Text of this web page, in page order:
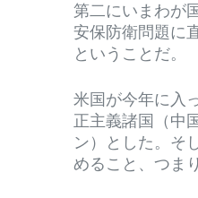
第二にいまわが
安保防衛問題に
ということだ。
米国が今年に入
正主義諸国（中
ン）とした。そ
めること、つま